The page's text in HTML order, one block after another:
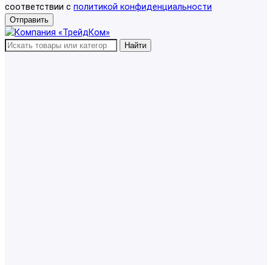
соответствии с политикой конфиденциальности
Отправить
Найти